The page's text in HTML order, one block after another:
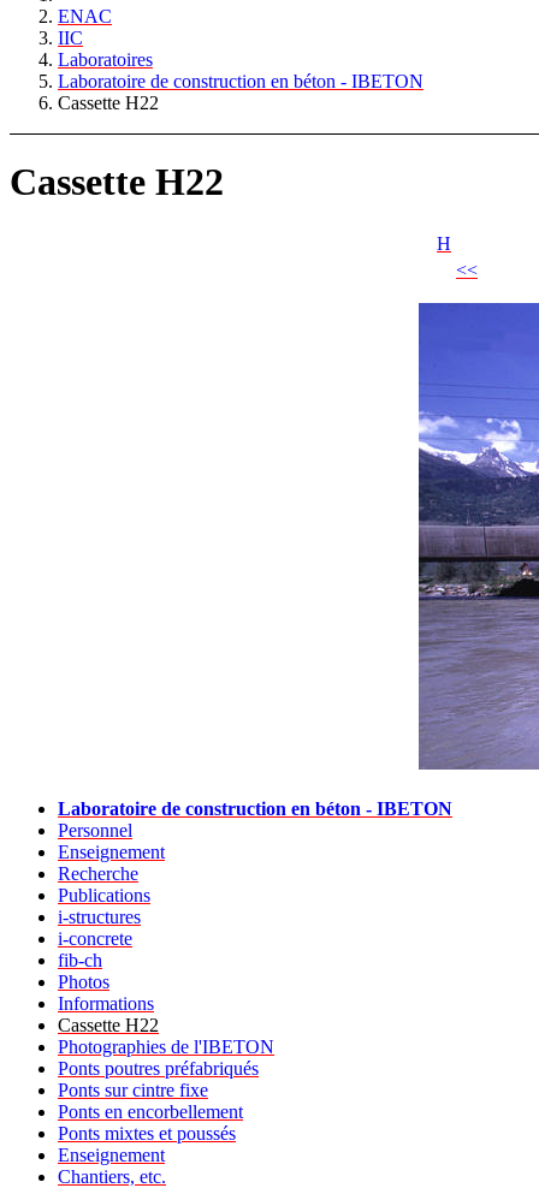
ENAC
IIC
Laboratoires
Laboratoire de construction en béton - IBETON
Cassette H22
Cassette H22
H
<<
Laboratoire de construction en béton - IBETON
Personnel
Enseignement
Recherche
Publications
i-structures
i-concrete
fib-ch
Photos
Informations
Cassette H22
Photographies de l'IBETON
Ponts poutres préfabriqués
Ponts sur cintre fixe
Ponts en encorbellement
Ponts mixtes et poussés
Enseignement
Chantiers, etc.